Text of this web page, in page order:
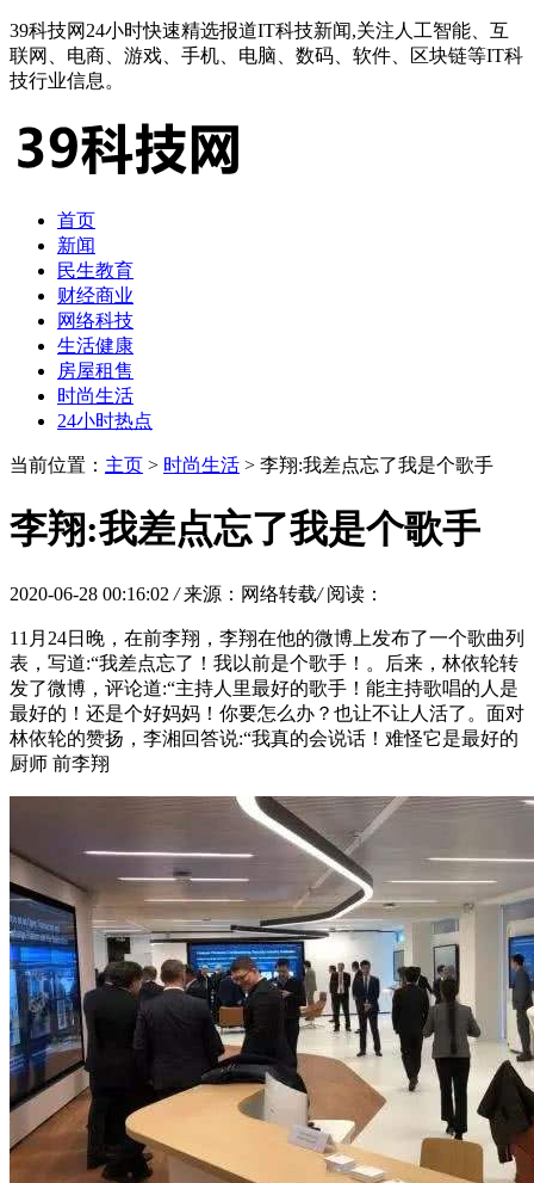
39科技网24小时快速精选报道IT科技新闻,关注人工智能、互
联网、电商、游戏、手机、电脑、数码、软件、区块链等IT科
技行业信息。
首页
新闻
民生教育
财经商业
网络科技
生活健康
房屋租售
时尚生活
24小时热点
当前位置： 主页 > 时尚生活 > 李翔:我差点忘了我是个歌手
李翔:我差点忘了我是个歌手
2020-06-28 00:16:02 / 来源：网络转载/ 阅读：
11月24日晚，在前李翔，李翔在他的微博上发布了一个歌曲列
表，写道:“我差点忘了！我以前是个歌手！。后来，林依轮转
发了微博，评论道:“主持人里最好的歌手！能主持歌唱的人是
最好的！还是个好妈妈！你要怎么办？也让不让人活了。面对
林依轮的赞扬，李湘回答说:“我真的会说话！难怪它是最好的
厨师 前李翔